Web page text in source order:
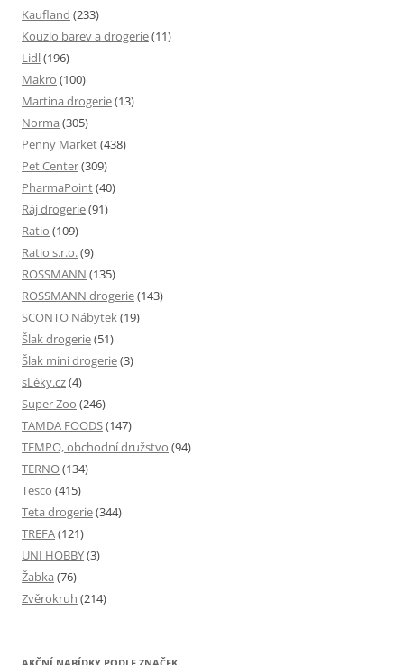
Kaufland (233)
Kouzlo barev a drogerie(11)
Lidl(196)
Makro (100)
Martina drogerie(13)
Norma (305)
Penny Market(438)
Pet Center(309)
PharmaPoint(40)
Ráj drogerie(91)
Ratio (109)
Ratio s.r.o.(9)
ROSSMANN (135)
ROSSMANN drogerie(143)
SCONTO Nábytek(19)
Šlak drogerie(51)
Šlak mini drogerie(3)
sLéky.cz(4)
Super Zoo (246)
TAMDA FOODS(147)
TEMPO, obchodní družstvo (94)
TERNO(134)
Tesco (415)
Teta drogerie(344)
TREFA(121)
UNI HOBBY(3)
Žabka (76)
Zvěrokruh (214)